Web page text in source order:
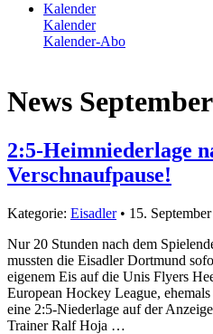
Kalender
Kalender
Kalender-Abo
News
2:5-Heimniederlage
Verschnaufpause!
Kategorie: Eisadler• 15.
Nur 20 Stunden nach dem
mussten die Eisadler Dortmund
eigenem Eis auf die Unis Flyers
European Hockey League,
eine 2:5-Niederlage auf der
Trainer Ralf Hoja …